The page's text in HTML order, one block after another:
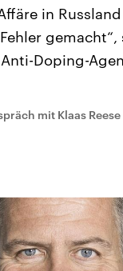
Anhalt
am 6.
neuen
Koalition aus
Berichte
USA
den
in
Doping-
mit Klaas Reese